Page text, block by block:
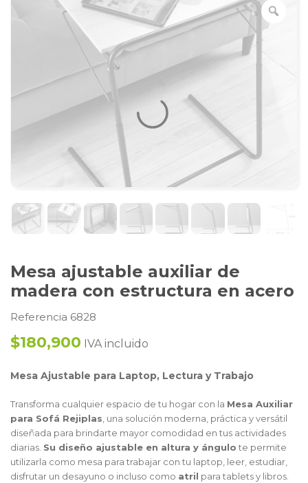
Mesa ajustable auxiliar de
madera con estructura en acero
Referencia 6828
$180,900 IVA incluido
Mesa Ajustable para Laptop, Lectura y Trabajo
Transforma cualquier espacio de tu hogar con la Mesa Auxiliar
para Sofá Rejiplas, una solución moderna, práctica y versátil
diseñada para brindarte mayor comodidad en tus actividades
diarias. Su diseño ajustable en altura y ángulo te permite
utilizarla como mesa para trabajar con tu laptop, leer, estudiar,
disfrutar un desayuno o incluso como atril para tablets y libros.